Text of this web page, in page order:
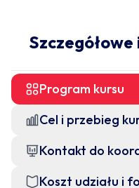
Program kursu
Cel i przebieg
Kontakt do
Koszt udziału i